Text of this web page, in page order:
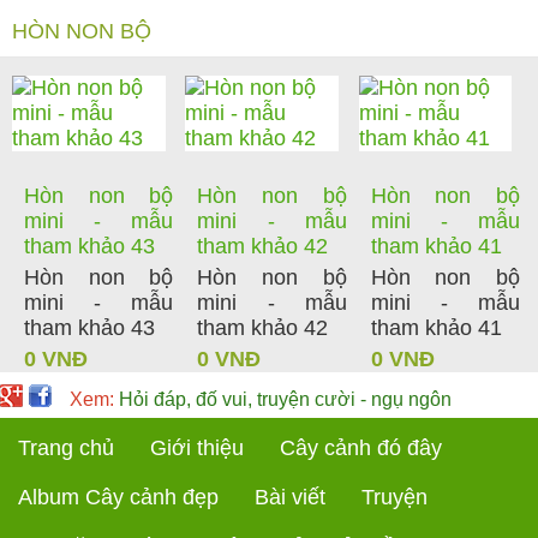
HÒN NON BỘ
Hòn non bộ
mini - mẫu
tham khảo 43
Hòn non bộ
mini - mẫu
tham khảo 43
0 VNĐ
Hòn non bộ
mini - mẫu
tham khảo 42
Hòn non bộ
mini - mẫu
tham khảo 42
0 VNĐ
Hòn non bộ
mini - mẫu
tham khảo 41
Hòn non bộ
mini - mẫu
tham khảo 41
0 VNĐ
Xem: Hỏi đáp, đố vui, truyện cười - ngụ ngôn
Trang chủ Giới thiệu Cây cảnh đó đây
Album Cây cảnh đẹp Bài viết Truyện